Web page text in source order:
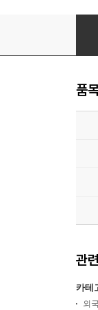
품
관
카테
외